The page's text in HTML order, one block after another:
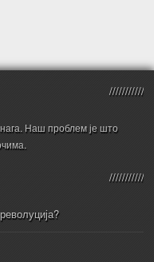
Наш проблем је што